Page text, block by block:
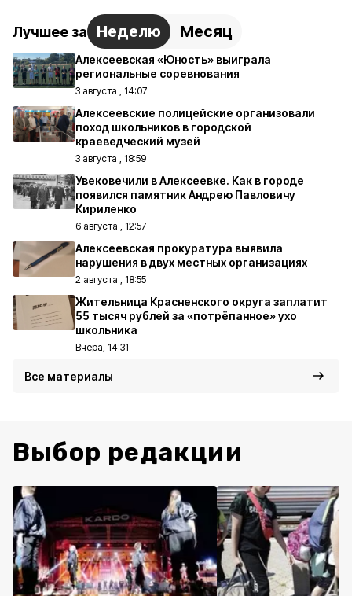
Лучшее за Неделю Месяц
Алексеевская «Юность» выиграла
региональные соревнования
3 августа , 14:07
Алексеевские полицейские организовали
поход школьников в городской
краеведческий музей
3 августа , 18:59
Увековечили в Алексеевке. Как в городе
появился памятник Андрею Павловичу
Кириленко
6 августа , 12:57
Алексеевская прокуратура выявила
нарушения в двух местных организациях
2 августа , 18:55
Жительница Красненского округа заплатит
55 тысяч рублей за «потрёпанное» ухо
школьника
Вчера, 14:31
Все материалы
Выбор редакции